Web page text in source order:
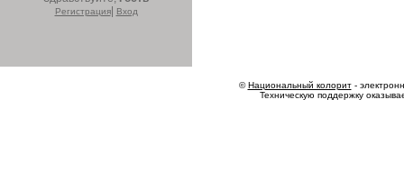
Регистрация| Вход
©Национальный колорит-
Техническую поддержку